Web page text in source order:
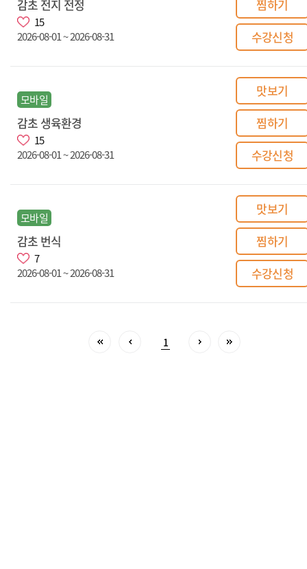
감초 전지 전정
15
2026-08-01 ~ 2026-08-31
찜하기
수강신청
모바일
감초 생육환경
15
2026-08-01 ~ 2026-08-31
맛보기
찜하기
수강신청
모바일
감초 번식
7
2026-08-01 ~ 2026-08-31
맛보기
찜하기
수강신청
1